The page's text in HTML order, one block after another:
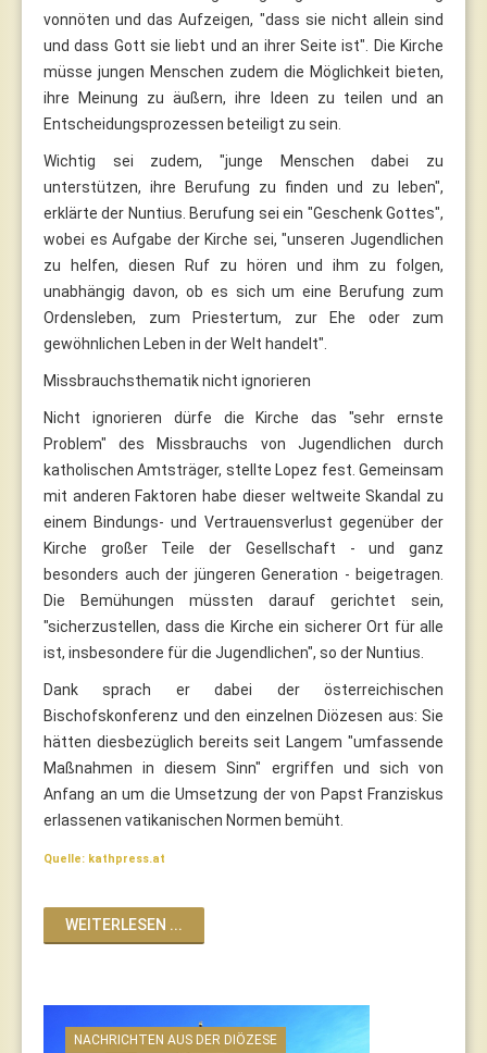
vonnöten und das Aufzeigen, "dass sie nicht allein sind
und dass Gott sie liebt und an ihrer Seite ist". Die Kirche
müsse jungen Menschen zudem die Möglichkeit bieten,
ihre Meinung zu äußern, ihre Ideen zu teilen und an
Entscheidungsprozessen beteiligt zu sein.
Wichtig sei zudem, "junge Menschen dabei zu
unterstützen, ihre Berufung zu finden und zu leben",
erklärte der Nuntius. Berufung sei ein "Geschenk Gottes",
wobei es Aufgabe der Kirche sei, "unseren Jugendlichen
zu helfen, diesen Ruf zu hören und ihm zu folgen,
unabhängig davon, ob es sich um eine Berufung zum
Ordensleben, zum Priestertum, zur Ehe oder zum
gewöhnlichen Leben in der Welt handelt".
Missbrauchsthematik nicht ignorieren
Nicht ignorieren dürfe die Kirche das "sehr ernste
Problem" des Missbrauchs von Jugendlichen durch
katholischen Amtsträger, stellte Lopez fest. Gemeinsam
mit anderen Faktoren habe dieser weltweite Skandal zu
einem Bindungs- und Vertrauensverlust gegenüber der
Kirche großer Teile der Gesellschaft - und ganz
besonders auch der jüngeren Generation - beigetragen.
Die Bemühungen müssten darauf gerichtet sein,
"sicherzustellen, dass die Kirche ein sicherer Ort für alle
ist, insbesondere für die Jugendlichen", so der Nuntius.
Dank sprach er dabei der österreichischen
Bischofskonferenz und den einzelnen Diözesen aus: Sie
hätten diesbezüglich bereits seit Langem "umfassende
Maßnahmen in diesem Sinn" ergriffen und sich von
Anfang an um die Umsetzung der von Papst Franziskus
erlassenen vatikanischen Normen bemüht.
Quelle: kathpress.at
WEITERLESEN ...
NACHRICHTEN AUS DER DIÖZESE